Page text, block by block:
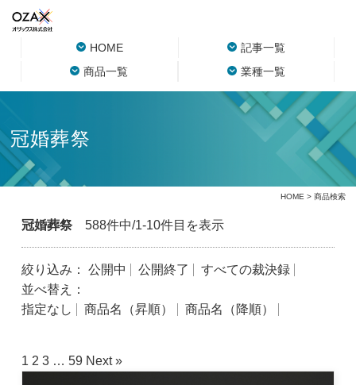
HOME
記事一覧
商品一覧
業種一覧
冠婚葬祭
HOME > 商品検索
冠婚葬祭588件中/1-10件目を表示
絞り込み： 公開中 公開終了
すべての裁決録
並べ替え：
指定なし
商品名（昇順） 商品名（降順）
1 2 3 … 59 Next »